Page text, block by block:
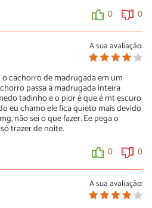
0 0
A sua avaliação:
cachorro de madrugada em um
passa a madrugada inteira
tadinho e o pior é que é mt escuro
eu chamo ele fica quieto mais devido
não sei o que fazer. Ee pega o
trazer de noite.
0 0
A sua avaliação: